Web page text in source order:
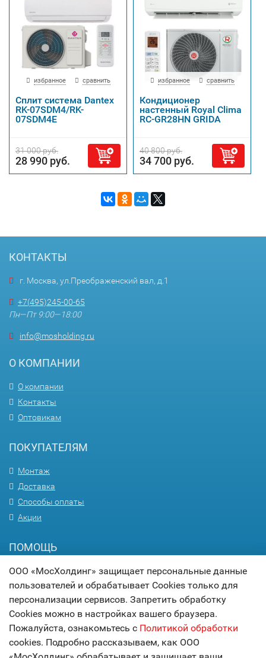
избранное сравнить
Сплит система Dantex
RK-07SDM4/RK-
07SDM4E
31 000 руб.
28 990 руб.
избранное сравнить
Кондиционер
настенный Royal Clima
RC-GR28HN GRIDA
40 800 руб.
34 700 руб.
КОНТАКТЫ
г. Москва, ул.Преображенский вал, д.1
+7(495)245-00-65
Пн—Пт 9:00—18:00
info@mosholding.ru
О КОМПАНИИ
О компании
Контакты
Оптовикам
ПОКУПАТЕЛЯМ
Монтаж
Доставка
Способы оплаты
Акции
ПОМОЩЬ
Вопрос-ответ
Гарантия
Статьи
Карта сайта
© 2017 МОСХОЛДИНГ
ООО «МосХолдинг» защищает персональные данные
пользователей и обрабатывает Cookies только для
персонализации сервисов. Запретить обработку
Cookies можно в настройках вашего браузера.
Пожалуйста, ознакомьтесь с Политикой обработки
cookies. Подробно рассказываем, как ООО